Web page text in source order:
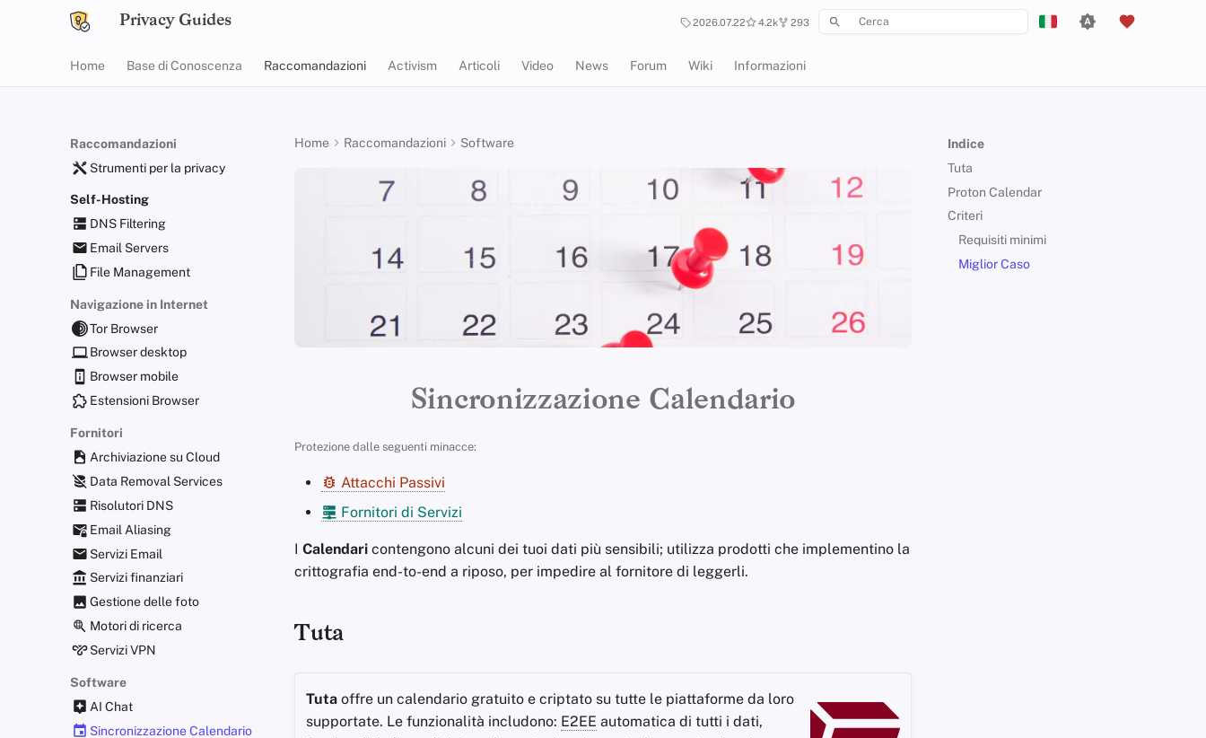
Privacy Guides 2026.07.22 4.2k 293
Italiano
Nederlands
中文 (繁體)
Home Base di Conoscenza Raccomandazioni Activism Articoli Video News Forum Wiki Informazioni
Raccomandazioni
Strumenti per la privacy
Self-Hosting
DNS Filtering
Email Servers
File Management
Navigazione in Internet
Tor Browser
Browser desktop
Browser mobile
Estensioni Browser
Fornitori
Archiviazione su Cloud
Data Removal Services
Risolutori DNS
Email Aliasing
Servizi Email
Servizi finanziari
Gestione delle foto
Motori di ricerca
Servizi VPN
Software
AI Chat
Sincronizzazione Calendario
Indice
Tuta
Proton Calendar
Criteri
Requisiti minimi
Miglior Caso
Home Raccomandazioni Software
Sincronizzazione Calendario
Protezione dalle seguenti minacce:
Attacchi Passivi
Fornitori di Servizi
I Calendari contengono alcuni dei tuoi dati più sensibili; utilizza prodotti che implementino la
crittografia end-to-end a riposo, per impedire al fornitore di leggerli.
Tuta
Tuta offre un calendario gratuito e criptato su tutte le piattaforme da loro
supportate. Le funzionalità includono: E2EE automatica di tutti i dati,